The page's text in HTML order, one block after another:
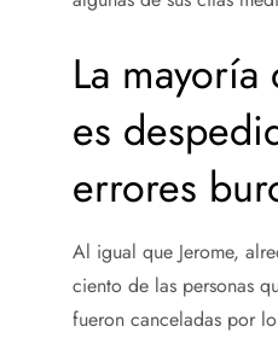
La
es
errores
Al igual que Jerome,
ciento de las personas
fueron canceladas por